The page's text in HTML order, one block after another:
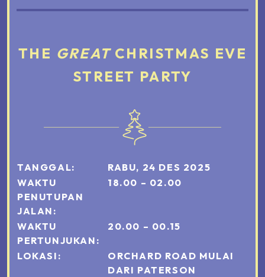
THE GREATCHRISTMAS EVE
STREET PARTY
TANGGAL:
RABU, 24 DES 2025
WAKTU
PENUTUPAN
JALAN :
18.00 – 02.00
WAKTU
PERTUNJUKAN :
20.00 – 00.15
LOKASI :
ORCHARD ROAD MULAI
DARI PATERSON